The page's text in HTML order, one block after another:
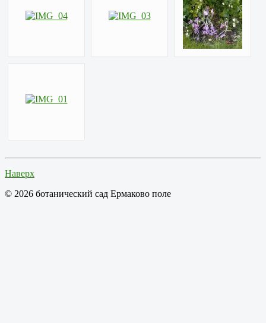
Наверх
© 2026 ботанический сад Ермаково поле